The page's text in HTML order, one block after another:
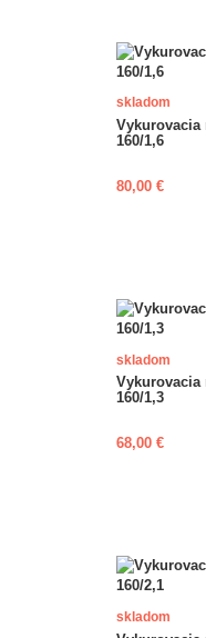
skladom
Vykurovacia
160/1,6
80,00 €
skladom
Vykurovacia
160/1,3
68,00 €
skladom